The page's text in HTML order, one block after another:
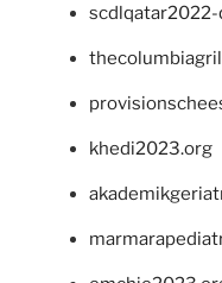
scdlqatar2022-
khedi2023.org